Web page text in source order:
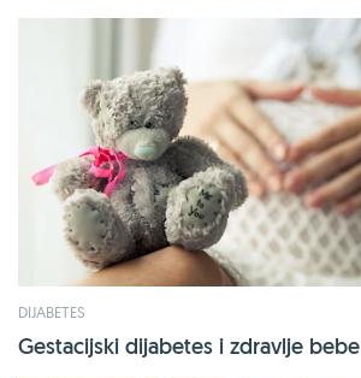
DIJABETES
Gestacijski dijabetes i zdravlje bebe